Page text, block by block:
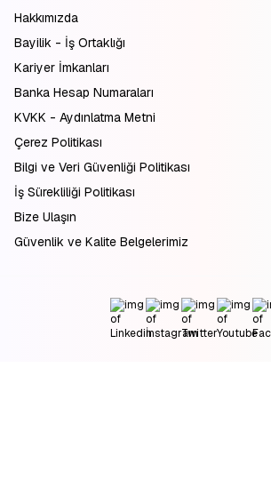
Hakkımızda
Bayilik - İş Ortaklığı
Kariyer İmkanları
Banka Hesap Numaraları
KVKK - Aydınlatma Metni
Çerez Politikası
Bilgi ve Veri Güvenliği Politikası
İş Sürekliliği Politikası
Bize Ulaşın
Güvenlik ve Kalite Belgelerimiz